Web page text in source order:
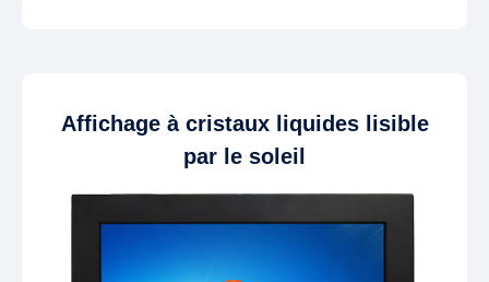
Affichage à cristaux liquides lisible
par le soleil